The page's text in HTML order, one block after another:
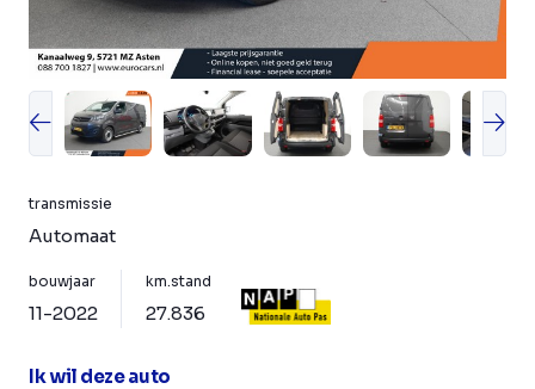
transmissie
Automaat
bouwjaar
11-2022
km.stand
27.836
Ik wil deze auto